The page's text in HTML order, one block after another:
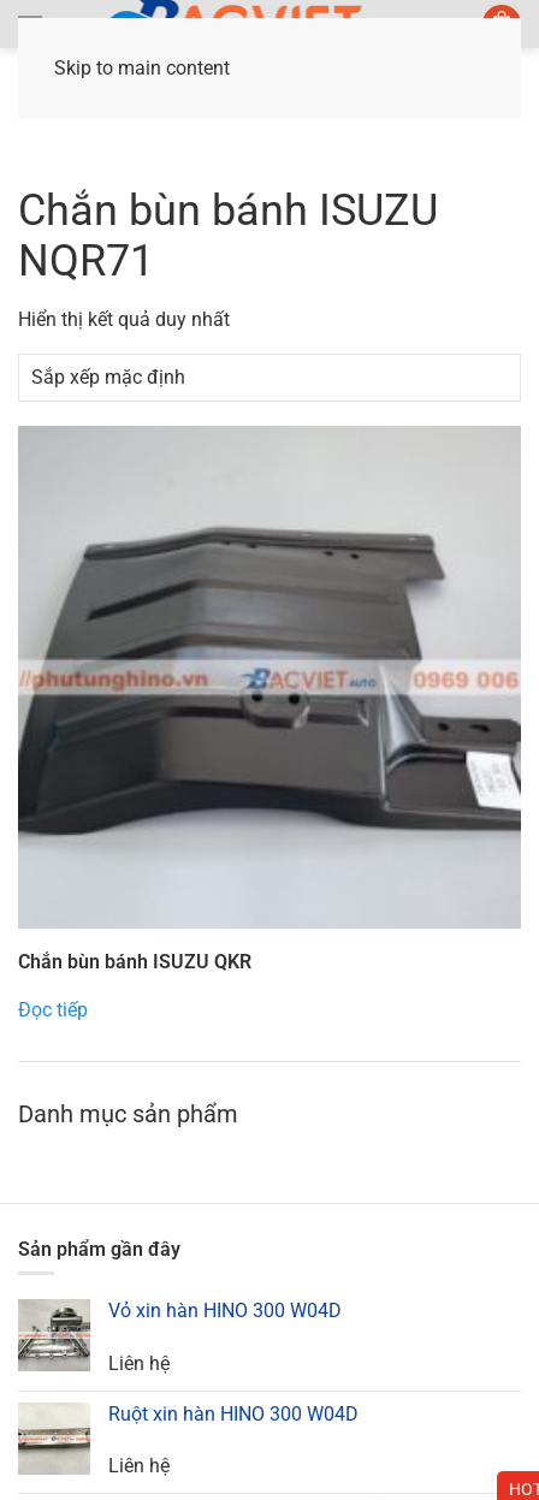
Skip to main content
Chắn bùn bánh ISUZU
NQR71
Hiển thị kết quả duy nhất
Chắn bùn bánh ISUZU QKR
Đọc tiếp
Danh mục sản phẩm
Sản phẩm gần đây
Vỏ xin hàn HINO 300 W04D
Liên hệ
Ruột xin hàn HINO 300 W04D
Liên hệ